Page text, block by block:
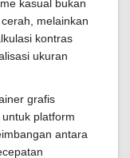
kasual bukan
melainkan
kontras
ukuran
grafis
platform
antara